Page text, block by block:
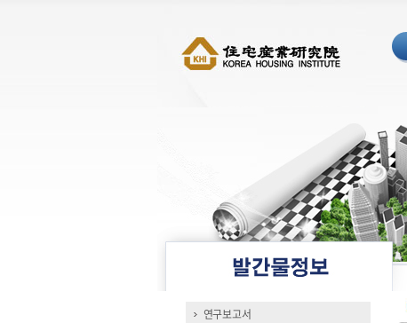
연구보고서